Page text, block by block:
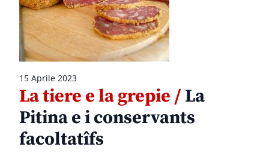
15 Aprile 2023
La tiere e la grepie /La
Pitina e i conservants
facoltatîfs